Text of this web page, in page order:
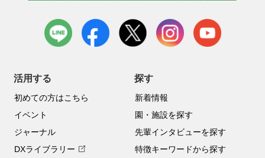
LINE facebook instagramyoutube
活用する
初めての方はこちら
イベント
ジャーナル
DXライブラリー
探す
新着情報
園・施設を探す
先輩インタビューを探す
特徴キーワードから探す